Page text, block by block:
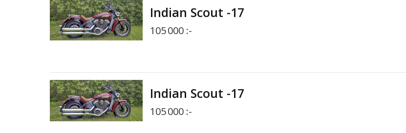
Indian Scout -17
105 000 :-
Indian Scout -17
105 000 :-